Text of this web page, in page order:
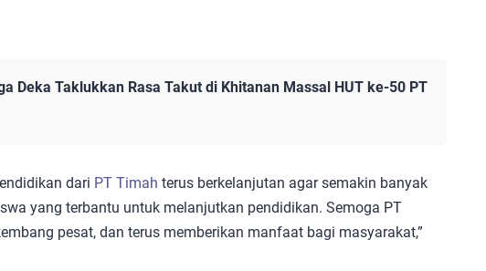
Deka Taklukkan Rasa Takut di Khitanan Massal HUT ke-50 PT
dari PT Timah terus berkelanjutan agar semakin banyak
yang terbantu untuk melanjutkan pendidikan. Semoga PT
pesat, dan terus memberikan manfaat bagi masyarakat,”